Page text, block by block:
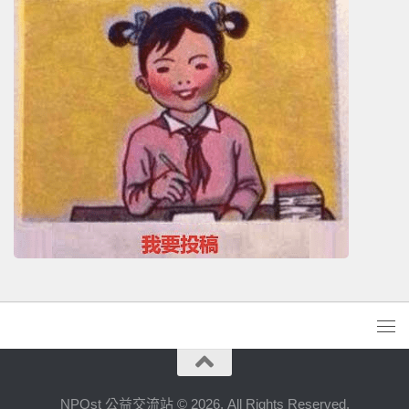
NPOst 公益交流站 © 2026. All Rights Reserved.